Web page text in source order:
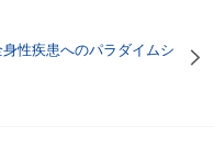
性疾患へのパラダイムシ